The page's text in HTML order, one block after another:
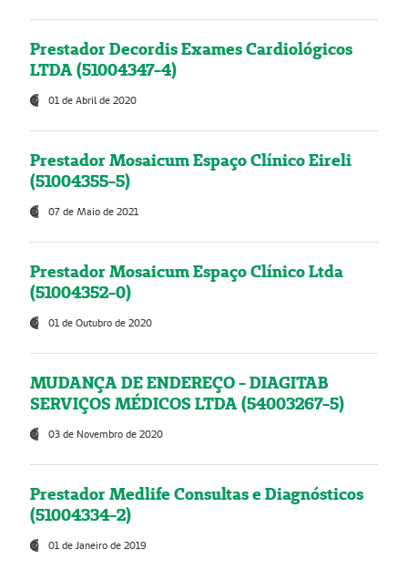
Prestador Decordis Exames Cardiológicos
LTDA (51004347-4)
01 de Abril de 2020
Prestador Mosaicum Espaço Clínico Eireli
(51004355-5)
07 de Maio de 2021
Prestador Mosaicum Espaço Clínico Ltda
(51004352-0)
01 de Outubro de 2020
MUDANÇA DE ENDEREÇO - DIAGITAB
SERVIÇOS MÉDICOS LTDA (54003267-5)
03 de Novembro de 2020
Prestador Medlife Consultas e Diagnósticos
(51004334-2)
01 de Janeiro de 2019